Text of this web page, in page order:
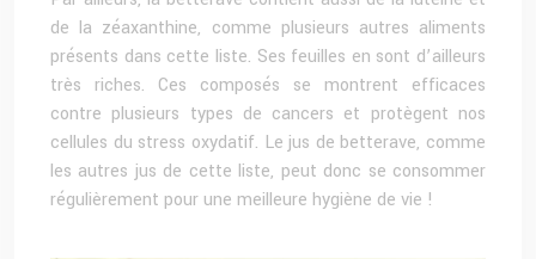
de la zéaxanthine, comme plusieurs autres aliments
présents dans cette liste. Ses feuilles en sont d’ailleurs
très riches. Ces composés se montrent efficaces
contre plusieurs types de cancers et protègent nos
cellules du stress oxydatif. Le jus de betterave, comme
les autres jus de cette liste, peut donc se consommer
régulièrement pour une meilleure hygiène de vie !